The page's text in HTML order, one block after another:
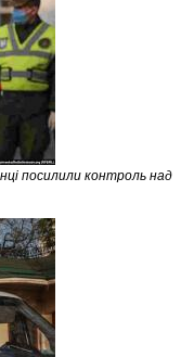
посилили контроль над